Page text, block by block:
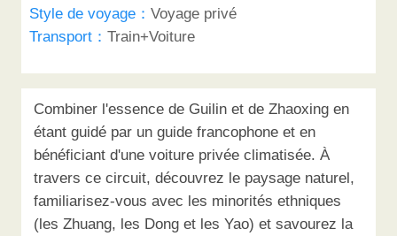
Style de voyage：Voyage privé
Transport：Train+Voiture
Combiner l'essence de Guilin et de Zhaoxing en
étant guidé par un guide francophone et en
bénéficiant d'une voiture privée climatisée. À
travers ce circuit, découvrez le paysage naturel,
familiarisez-vous avec les minorités ethniques
(les Zhuang, les Dong et les Yao) et savourez la